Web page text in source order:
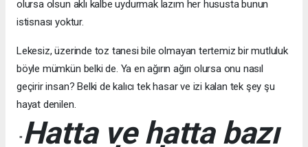
olursa olsun aklı kalbe uydurmak lazım her hususta bunun
istisnası yoktur.
Lekesiz, üzerinde toz tanesi bile olmayan tertemiz bir mutluluk
böyle mümkün belki de. Ya en ağırın ağırı olursa onu nasıl
geçirir insan? Belki de kalıcı tek hasar ve izi kalan tek şey şu
hayat denilen.
" Hatta ve hatta bazı